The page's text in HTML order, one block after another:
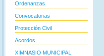
Ordenanzas
Convocatorias
Protección Civil
Acordos
XIMNASIO MUNICIPAL